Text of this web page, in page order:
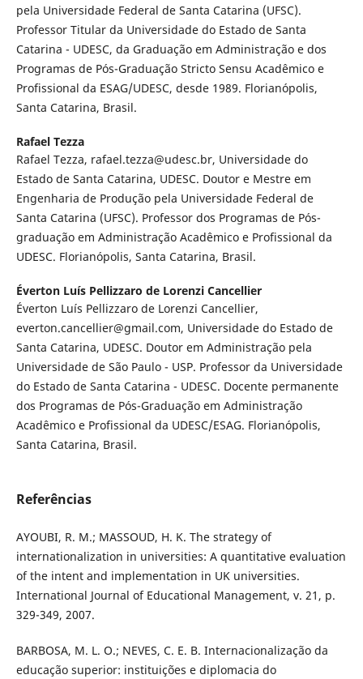
pela Universidade Federal de Santa Catarina (UFSC).
Professor Titular da Universidade do Estado de Santa
Catarina - UDESC, da Graduação em Administração e dos
Programas de Pós-Graduação Stricto Sensu Acadêmico e
Profissional da ESAG/UDESC, desde 1989. Florianópolis,
Santa Catarina, Brasil.
Rafael Tezza
Rafael Tezza, rafael.tezza@udesc.br, Universidade do
Estado de Santa Catarina, UDESC. Doutor e Mestre em
Engenharia de Produção pela Universidade Federal de
Santa Catarina (UFSC). Professor dos Programas de Pós-
graduação em Administração Acadêmico e Profissional da
UDESC. Florianópolis, Santa Catarina, Brasil.
Éverton Luís Pellizzaro de Lorenzi Cancellier
Éverton Luís Pellizzaro de Lorenzi Cancellier,
everton.cancellier@gmail.com, Universidade do Estado de
Santa Catarina, UDESC. Doutor em Administração pela
Universidade de São Paulo - USP. Professor da Universidade
do Estado de Santa Catarina - UDESC. Docente permanente
dos Programas de Pós-Graduação em Administração
Acadêmico e Profissional da UDESC/ESAG. Florianópolis,
Santa Catarina, Brasil.
Referências
AYOUBI, R. M.; MASSOUD, H. K. The strategy of
internationalization in universities: A quantitative evaluation
of the intent and implementation in UK universities.
International Journal of Educational Management, v. 21, p.
329-349, 2007.
BARBOSA, M. L. O.; NEVES, C. E. B. Internacionalização da
educação superior: instituições e diplomacia do